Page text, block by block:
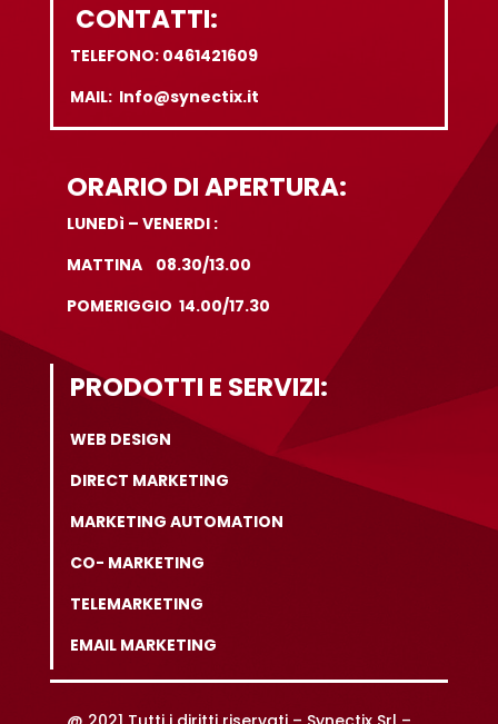
CONTATTI:
TELEFONO: 0461421609
MAIL: Info@synectix.it
ORARIO DI APERTURA:
LUNEDì – VENERDI :
MATTINA 08.30/13.00
POMERIGGIO 14.00/17.30
PRODOTTI E SERVIZI:
WEB DESIGN
DIRECT MARKETING
MARKETING AUTOMATION
CO- MARKETING
TELEMARKETING
EMAIL MARKETING